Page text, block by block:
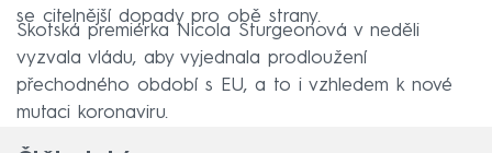
se citelnější dopady pro obě strany.
Skotská premiérka Nicola Sturgeonová v neděli
vyzvala vládu, aby vyjednala prodloužení
přechodného období s EU, a to i vzhledem k nové
mutaci koronaviru.